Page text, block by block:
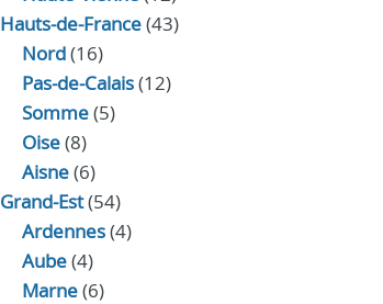
Hauts-de-France(43)
Nord(16)
Pas-de-Calais(12)
Somme(5)
Oise(8)
Aisne(6)
Grand-Est(54)
Ardennes(4)
Aube(4)
Marne(6)